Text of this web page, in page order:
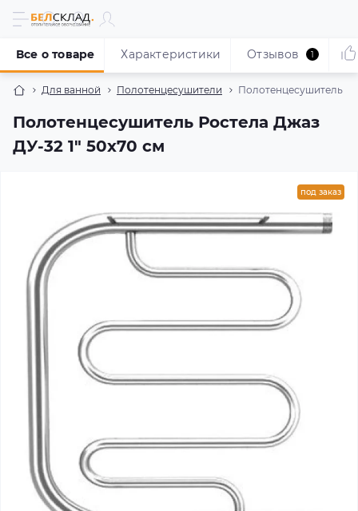
Для ванной Полотенцесушители Полотенцесушитель
Полотенцесушитель Ростела Джаз
ДУ-32 1" 50x70 см
Все о товаре Характеристики Отзывов 1
под заказ